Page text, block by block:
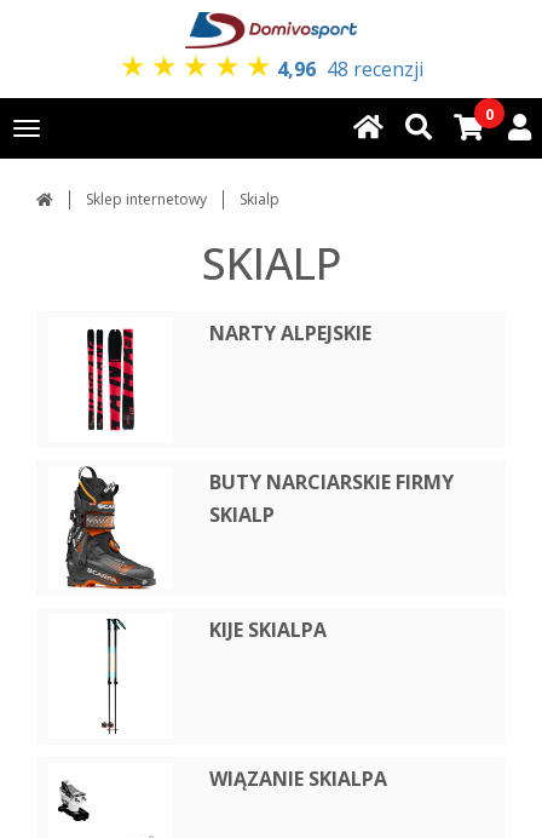
★ ★ ★ ★ ★ 4,96 48 recenzji
Toggle
navigation
0
Sklep internetowy Skialp
SKIALP
NARTY ALPEJSKIE
BUTY NARCIARSKIE FIRMY
SKIALP
KIJE SKIALPA
WIĄZANIE SKIALPA